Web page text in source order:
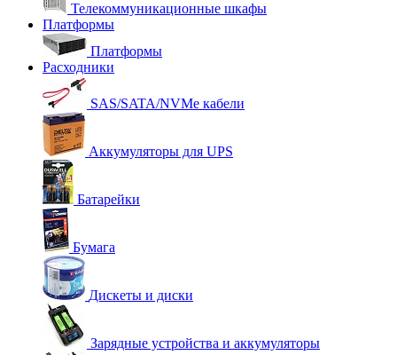
Телекоммуникационные шкафы
Платформы
Платформы
Расходники
SAS/SATA/NVMe кабели
Аккумуляторы для UPS
Батарейки
Бумага
Дискеты и диски
Зарядные устройства и аккумуляторы